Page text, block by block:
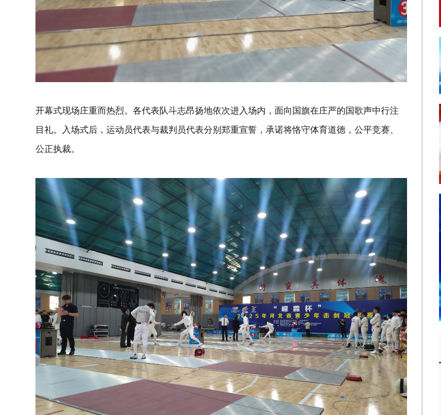
开幕式现场庄重而热烈。各代表队斗志昂扬地依次进入场内，面向国旗在庄严的国歌声中行注
目礼。入场式后，运动员代表与裁判员代表分别郑重宣誓，承诺将恪守体育道德，公平竞赛、
公正执裁。